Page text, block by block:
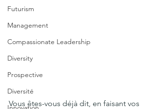
Futurism
Management
Compassionate Leadership
Diversity
Prospective
Diversité
Vous êtes-vous déjà dit, en faisant vos